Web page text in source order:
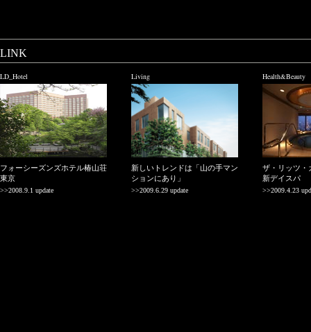
LINK
LD_Hotel
フォーシーズンズホテル椿山荘
東京
>>2008.9.1 update
Living
新しいトレンドは「山の手マン
ションにあり」
>>2009.6.29 update
Health&Beauty
ザ・リッツ・
新デイスパ
>>2009.4.23